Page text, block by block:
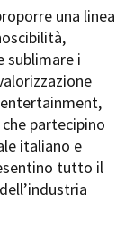
Internationalen
Berlin
de Cannes
Festival - Bio to B
Days
Film Festival
d’Arte
Venezia
Film
una linea
sublimare i
partecipino
italiano e
tutto il